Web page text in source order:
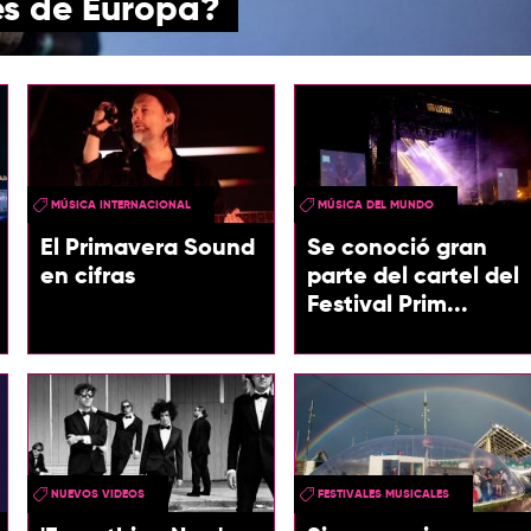
de Europa?
El Primavera Sound
en cifras
MÚSICA INTERNACIONAL
Se conoció gran
parte del cartel del
Festival Prim...
MÚSICA DEL MUNDO
NUEVOS VIDEOS FESTIVALES MUSICALES